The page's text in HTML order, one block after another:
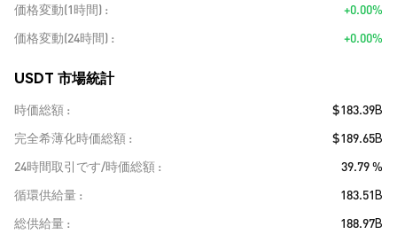
価格変動(1時間)
+0.00%
価格変動(24時間)
+0.00%
USDT 市場統計
時価総額
$183.39B
完全希薄化時価総額
$189.65B
24時間取引です/時価総額
39.79 %
循環供給量
183.51B
総供給量
188.97B